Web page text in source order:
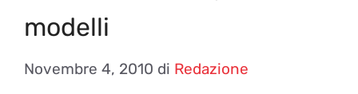
modelli
Novembre 4, 2010 di Redazione